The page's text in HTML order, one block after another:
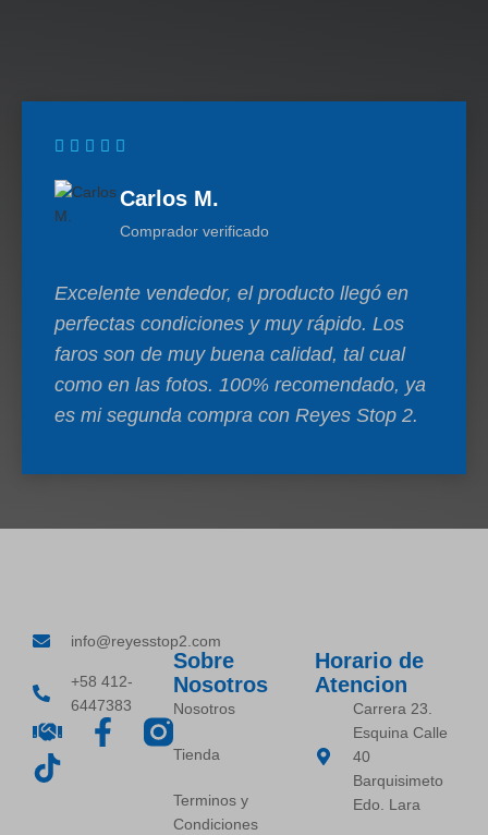
Carlos M.
Comprador verificado
Excelente vendedor, el producto llegó en
perfectas condiciones y muy rápido. Los
faros son de muy buena calidad, tal cual
como en las fotos. 100% recomendado, ya
es mi segunda compra con Reyes Stop 2.
info@reyesstop2.com
+58 412-
6447383
Sobre
Nosotros
Nosotros
Tienda
Terminos y
Condiciones
Horario de
Atencion
Carrera 23.
Esquina Calle
40
Barquisimeto
Edo. Lara